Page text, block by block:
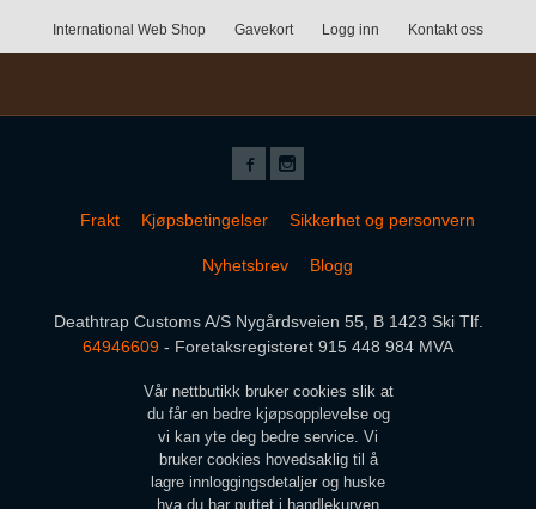
International Web Shop Gavekort Logg inn Kontakt oss
Frakt Kjøpsbetingelser Sikkerhet og personvern
Nyhetsbrev Blogg
Deathtrap Customs A/S Nygårdsveien 55, B 1423 Ski Tlf.
64946609 - Foretaksregisteret 915 448 984 MVA
Vår nettbutikk bruker cookies slik at
du får en bedre kjøpsopplevelse og
vi kan yte deg bedre service. Vi
bruker cookies hovedsaklig til å
lagre innloggingsdetaljer og huske
hva du har puttet i handlekurven